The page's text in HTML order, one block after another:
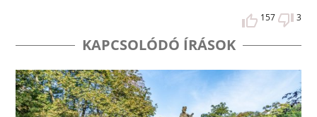
157 3
KAPCSOLÓDÓ ÍRÁSOK